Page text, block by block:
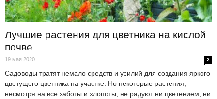
Лучшие растения для цветника на кислой
почве
19 мая 2020 2
Садоводы тратят немало средств и усилий для создания яркого
цветущего цветника на участке. Но некоторые растения,
несмотря на все заботы и хлопоты, не радуют ни цветением, ни